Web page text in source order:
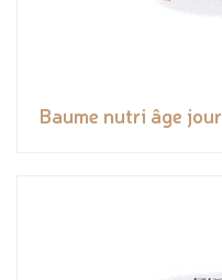
Baume nutri âge jour